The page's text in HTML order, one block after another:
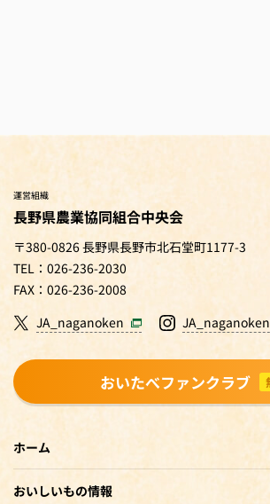
運営組織
長野県農業協同組合中央会
〒380-0826 長野県長野市北石堂町1177-3
TEL：026-236-2030
FAX：026-236-2008
JA_naganoken
JA_naganoken
おいたべファンクラブ
ホーム
おいしいもの情報